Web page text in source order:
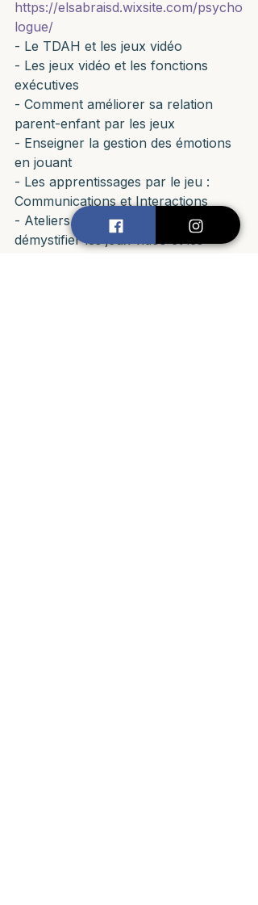
https://elsabraisd.wixsite.com/psycho
logue/
- Le TDAH et les jeux vidéo
- Les jeux vidéo et les fonctions
exécutives
- Comment améliorer sa relation
parent-enfant par les jeux
- Enseigner la gestion des émotions
en jouant
- Les apprentissages par le jeu :
Communications et Interactions
- Ateliers parentaux pour
démystifier les jeux vidéo et les